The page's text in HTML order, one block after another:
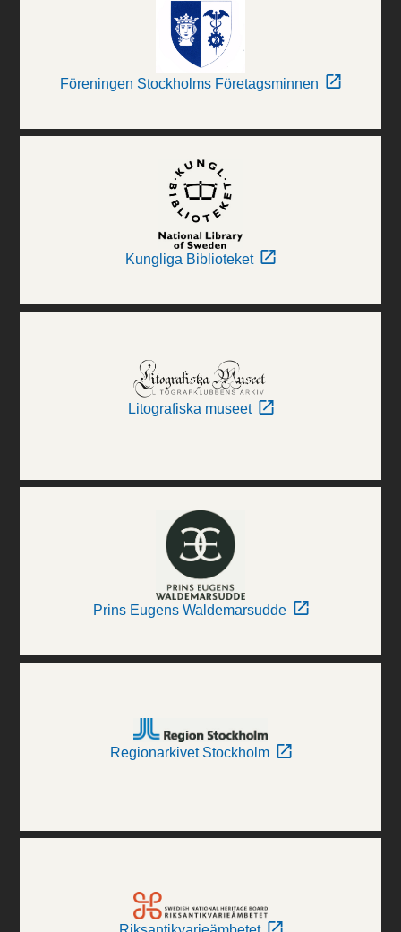
Föreningen Stockholms Företagsminnen
Kungliga Biblioteket
Litografiska museet
Prins Eugens Waldemarsudde
Regionarkivet Stockholm